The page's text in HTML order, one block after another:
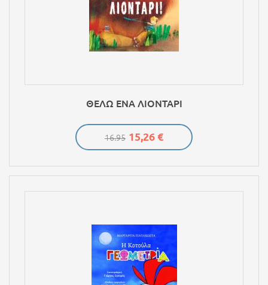
ΘΕΛΩ ΕΝΑ ΛΙΟΝΤΑΡΙ
16.95 15,26 €